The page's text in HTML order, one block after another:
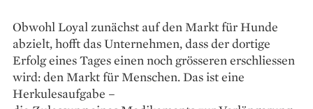
Obwohl Loyal zunächst auf den Markt für Hunde
abzielt, hofft das Unternehmen, dass der dortige
Erfolg eines Tages einen noch grösseren erschliessen
wird: den Markt für Menschen. Das ist eine
Herkulesaufgabe –